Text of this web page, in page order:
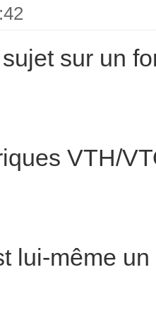
sur un
VTH/
lui-même